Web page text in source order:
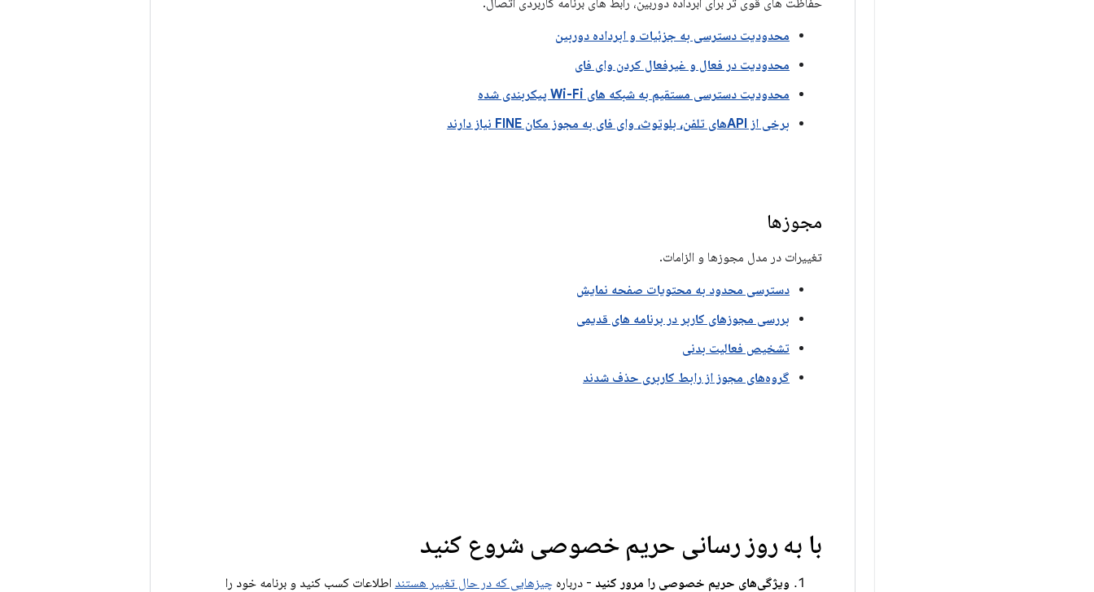
حفاظت های قوی تر برای ابرداده دوربین، رابط های برنامه کاربردی اتصال.
محدودیت دسترسی به جزئیات و ابرداده دوربین
محدودیت در فعال و غیرفعال کردن وای فای
محدودیت دسترسی مستقیم به شبکه های Wi-Fi پیکربندی شده
برخی از APIهای تلفن، بلوتوث، وای فای به مجوز مکان FINE نیاز دارند
مجوزها
تغییرات در مدل مجوزها و الزامات.
دسترسی محدود به محتویات صفحه نمایش
بررسی مجوزهای کاربر در برنامه های قدیمی
تشخیص فعالیت بدنی
گروه‌های مجوز از رابط کاربری حذف شدند
با به روز رسانی حریم خصوصی شروع کنید
ویژگی‌های حریم خصوصی را مرور کنید - درباره چیزهایی که در حال تغییر هستند اطلاعات کسب کنید و برنامه خود را